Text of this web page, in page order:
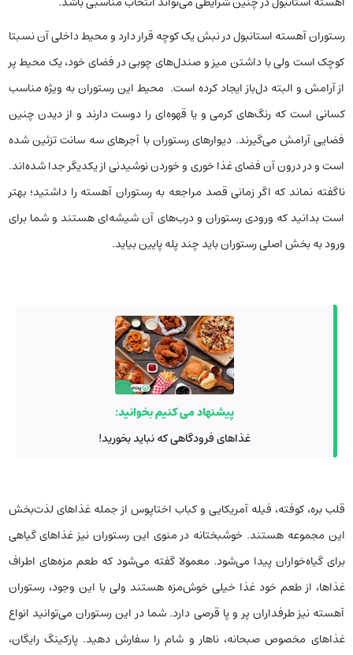
رستوران آهسته استانبول در نبش یک کوچه قرار دارد و محیط داخلی آن نسبتا
کوچک است ولی با داشتن میز و صندل‌های چوبی در فضای خود، یک محیط پر
از آرامش و البته دل‌باز ایجاد کرده است. محیط این رستوران به ویژه مناسب
کسانی است که رنگ‌های کرمی و یا قهوه‌ای را دوست دارند و از دیدن چنین
فضایی آرامش می‌گیرند. دیوارهای رستوران با آجرهای سه سانت تزئین شده
است و در درون آن فضای غذا خوری و خوردن نوشیدنی از یکدیگر جدا شده‌اند.
ناگفته نماند که اگر زمانی قصد مراجعه به رستوران آهسته را داشتید؛ بهتر
است بدانید که ورودی رستوران و درب‌های آن شیشه‌ای هستند و شما برای
ورود به بخش اصلی رستوران باید چند پله پایین بیاید.
پیشنهاد می کنیم بخوانید:
غذاهای فرودگاهی که نباید بخورید!
قلب بره، کوفته، فیله آمریکایی و کباب اختاپوس از جمله غذاهای لذت‌بخش
این مجموعه هستند. خوشبختانه در منوی این رستوران نیز غذاهای گیاهی
برای گیاه‌خواران پیدا می‌شود. معمولا گفته می‌شود که طعم مزه‌های اطراف
غذاها، از طعم خود غذا خیلی خوش‌مزه هستند ولی با این وجود، رستوران
آهسته نیز طرفداران پر و پا قرصی دارد. شما در این رستوران می‌توانید انواع
غذاهای مخصوص صبحانه، ناهار و شام را سفارش دهید. پارکینگ رایگان،